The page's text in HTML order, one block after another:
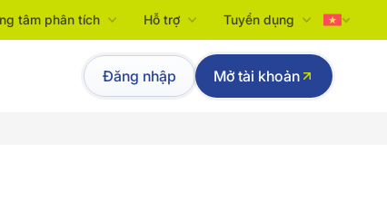
tâm phân tích Hỗ trợ Tuyển dụng
Tiếng Việt
English
Đăng nhập Mở tài khoản